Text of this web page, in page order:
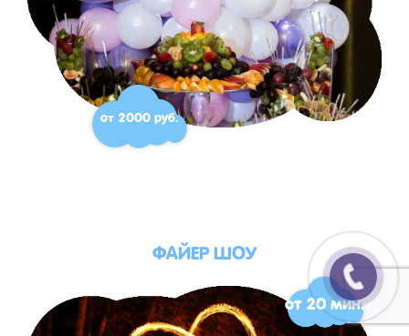
от 2000 руб.
ФАЙЕР ШОУ
от 20 мин.